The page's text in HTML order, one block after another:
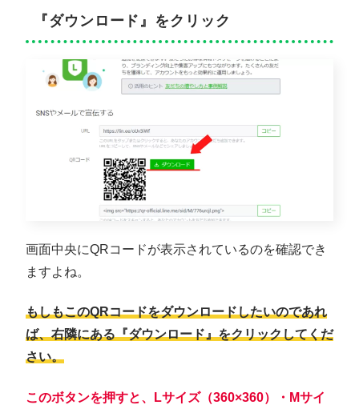
『ダウンロード』をクリック
画面中央にQRコードが表示されているのを確認でき
ますよね。
もしもこのQRコードをダウンロードしたいのであれ
ば、右隣にある『ダウンロード』をクリックしてくだ
さい。
このボタンを押すと、Lサイズ（360×360）・Mサイ